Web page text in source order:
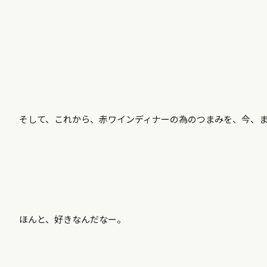
そして、これから、赤ワインディナーの為のつまみを、今、
ほんと、好きなんだなー。